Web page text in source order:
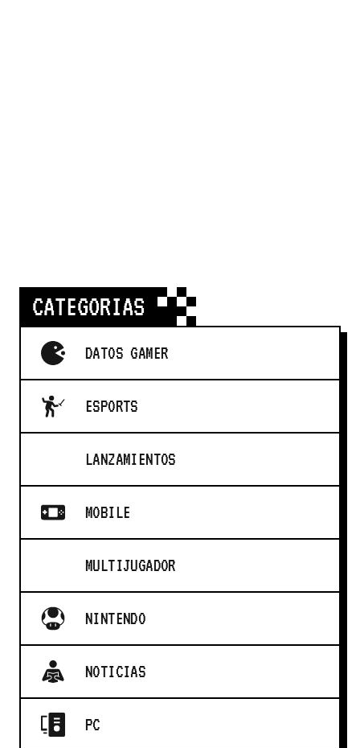
CATEGORIAS
DATOS GAMER
ESPORTS
LANZAMIENTOS
MOBILE
MULTIJUGADOR
NINTENDO
NOTICIAS
PC